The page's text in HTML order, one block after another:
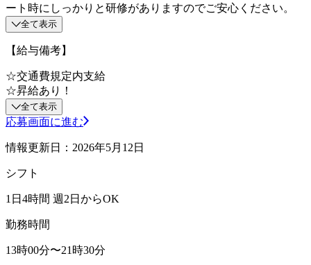
ート時にしっかりと研修がありますのでご安心ください。
全て表示
【給与備考】
☆交通費規定内支給
☆昇給あり！
全て表示
応募画面に進む
情報更新日：2026年5月12日
シフト
1日4時間 週2日からOK
勤務時間
13時00分〜21時30分